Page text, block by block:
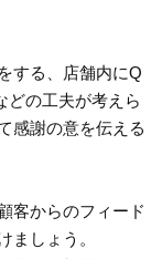
する、店舗内にQ
どの工夫が考えら
感謝の意を伝える
客からのフィード
ましょう。